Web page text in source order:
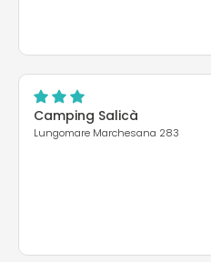
Camping Salicà
Lungomare Marchesana 283